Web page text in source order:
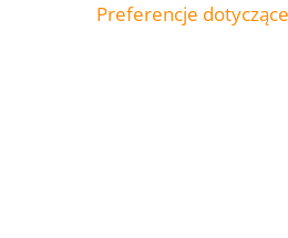
Preferencje